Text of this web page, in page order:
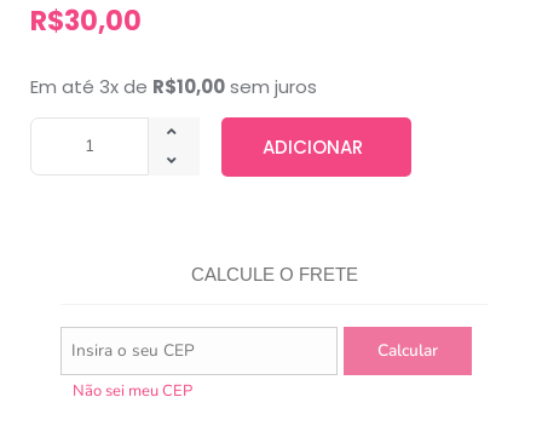
R$30,00
Em até 3x de R$10,00sem juros
ADICIONAR
CALCULE O FRETE
Não sei meu CEP